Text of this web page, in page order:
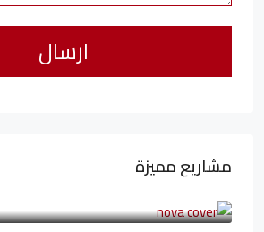
مشاريع مميزة
6,323,076LE